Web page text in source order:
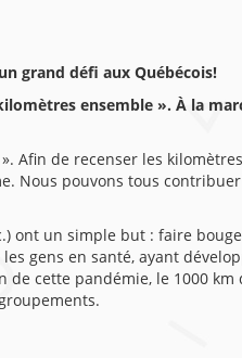
grand défi aux Québécois!
ensemble ». À la
Afin de recenser les
Nous pouvons tous
ont un simple but : faire
gens en santé, ayant
de cette pandémie, le 1000 km